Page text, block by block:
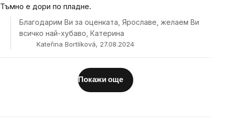
Тъмно е дори по пладне.
Благодарим Ви за оценката, Ярославе, желаем Ви
всичко най-хубаво, Катерина
Kateřina Bortlíková, 27.08.2024
Покажи още